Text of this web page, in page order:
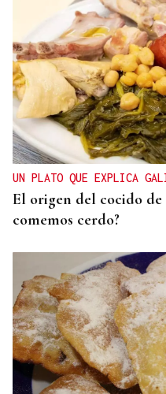
UN PLATO QUE EXPLICA
El origen del cocido
comemos cerdo?